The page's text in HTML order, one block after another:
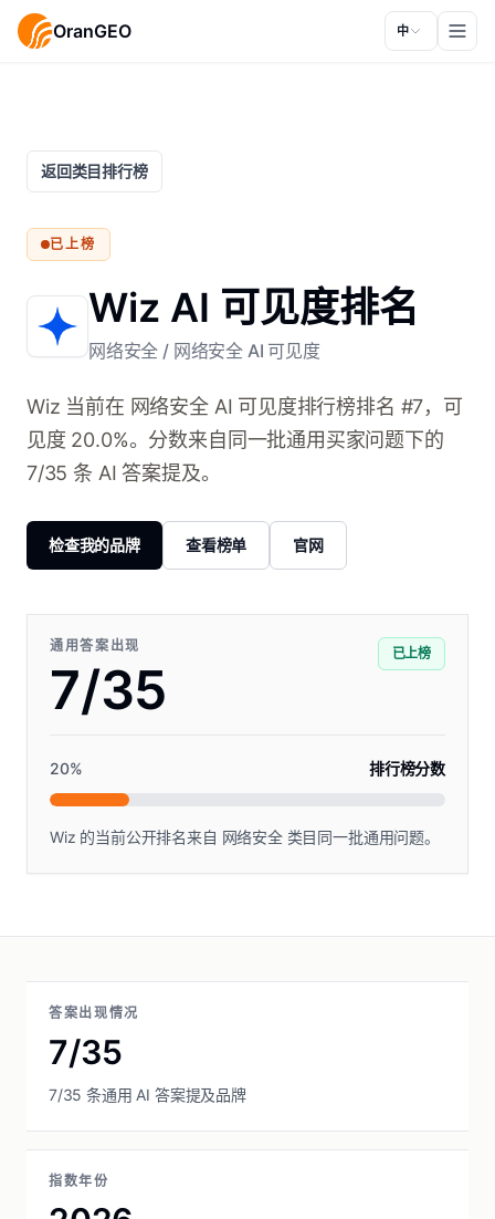
OranGEO 中
返回类目排行榜
已上榜
Wiz AI 可见度排名
网络安全 / 网络安全 AI 可见度
Wiz 当前在 网络安全 AI 可见度排行榜排名 #7，可
见度 20.0%。分数来自同一批通用买家问题下的
7/35 条 AI 答案提及。
检查我的品牌 查看榜单 官网
通用答案出现
7/35
已上榜
20% 排行榜分数
Wiz 的当前公开排名来自 网络安全 类目同一批通用问题。
答案出现情况
7/35
7/35 条通用 AI 答案提及品牌
指数年份